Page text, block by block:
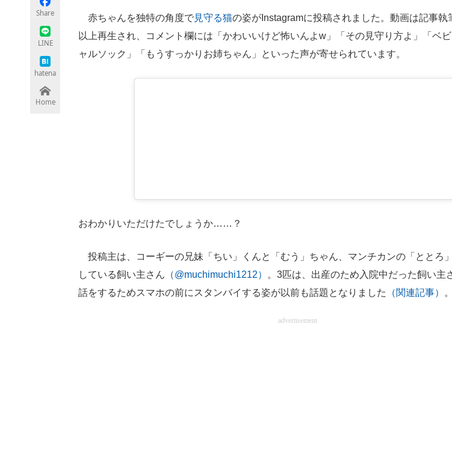
Share
LINE
hatena
Home
赤ちゃんを独特の角度で見守る猫の姿がInstagramに投稿されました。動画は記事執
以上再生され、コメント欄には「かわいいけど怖いんよw」「その見守り方よ」「ベ
ャルソック」「もうすっかりお姉ちゃん」といった声が寄せられています。
おわかりいただけたでしょうか……？
投稿主は、コーギーの兄妹「ちい」くんと「むう」ちゃん、マンチカンの「ととろ
している飼い主さん （@muchimuchi1212）
。3匹は、出産のため入院中だった飼い主
話をするためスマホの前にスタンバイする姿が以前も話題となりました
（関連記事） 。
advertisement